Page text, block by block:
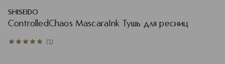
SHISEIDO
ControlledChaos MascaraInk Тушь для ресниц
5из 51 (1)